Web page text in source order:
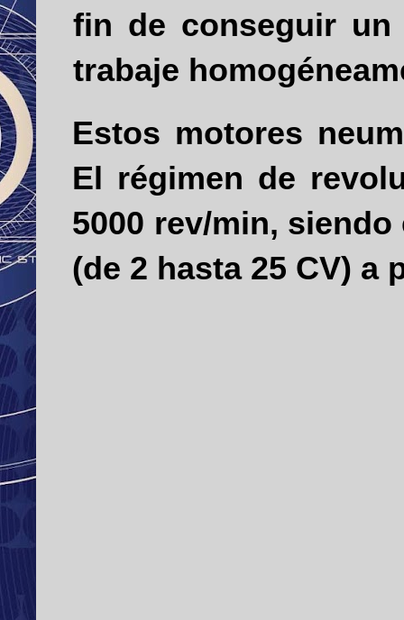
fin de conseguir
trabaje
Estos motores
El régimen de
5000 rev/min,
(de 2 hasta 25 CV) a